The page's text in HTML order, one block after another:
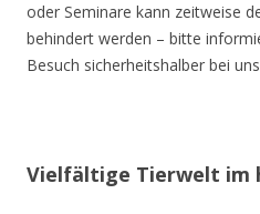
oder Seminare kann zeitweise
behindert werden – bitte
Besuch sicherheitshalber bei
Vielfältige Tierwelt im